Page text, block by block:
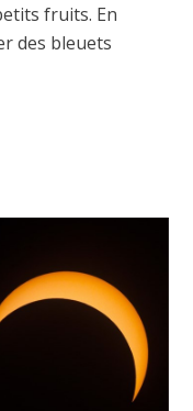
fruits. En
des bleuets